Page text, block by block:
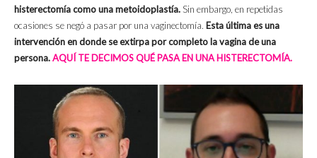
histerectomía como una metoidoplastía. Sin embargo, en repetidas
ocasiones se negó a pasar por una vaginectomía. Esta última es una
intervención en donde se extirpa por completo la vagina de una
persona.AQUÍ TE DECIMOS QUÉ PASA EN UNA HISTERECTOMÍA.